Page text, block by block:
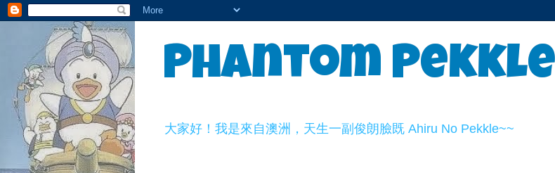
Phantom
大家好！我是來自澳洲，天生一副俊朗臉既 Ahiru No Pekkle~~